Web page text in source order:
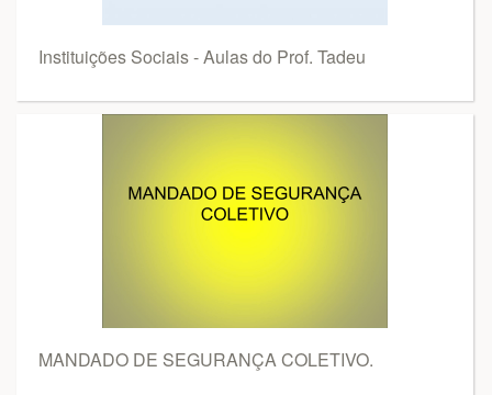
Instituições Sociais - Aulas do Prof. Tadeu
MANDADO DE SEGURANÇA COLETIVO.